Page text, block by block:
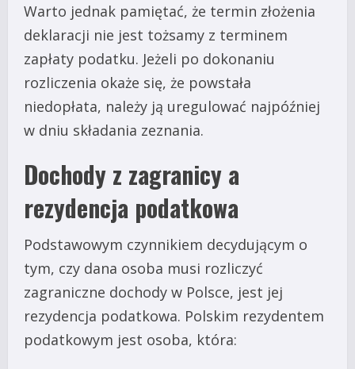
Warto jednak pamiętać, że termin złożenia
deklaracji nie jest tożsamy z terminem
zapłaty podatku. Jeżeli po dokonaniu
rozliczenia okaże się, że powstała
niedopłata, należy ją uregulować najpóźniej
w dniu składania zeznania.
Dochody z zagranicy a
rezydencja podatkowa
Podstawowym czynnikiem decydującym o
tym, czy dana osoba musi rozliczyć
zagraniczne dochody w Polsce, jest jej
rezydencja podatkowa. Polskim rezydentem
podatkowym jest osoba, która: